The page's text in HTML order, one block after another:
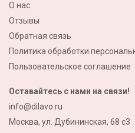
О нас
Отзывы
Обратная связь
Политика обработки
Пользовательское соглашение
Оставайтесь с нами на связи!
info@dilavo.ru
Москва, ул. Дубининская, 68 с3